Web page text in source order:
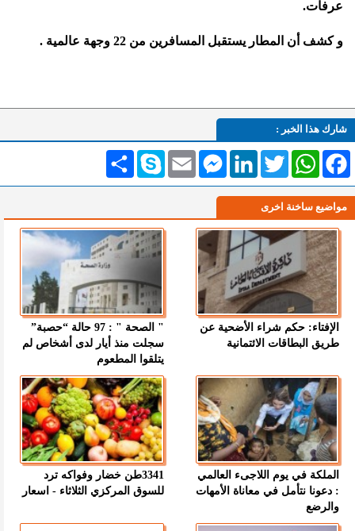
عرفات.
و كشف أن المطار يستقبل المسافرين من 22 وجهة عالمية .
شارك هذا الخبر :
انشر Skype Email
MessengerLinkedInTwitterWhatsAppFacebook
مواضيع ساخنة اخرى
الإفتاء: حكم شراء الأضحية عن
طريق البطاقات الائتمانية
" الصحة " : 97 حالة “حصبة”
سجلت منذ أيار لدى أشخاص لم
يتلقوا المطعوم
الملكة في يوم اللاجىء العالمي
: دعونا نتأمل في معاناة الأمهات
والرضع
3341طن خضار وفواكه ترد
للسوق المركزي الثلاثاء - اسعار